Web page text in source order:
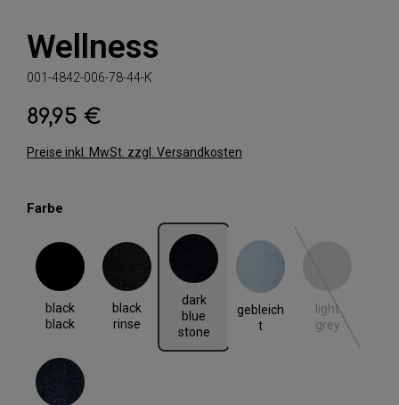
Wellness
001-4842-006-78-44-K
Regulärer Preis:
89,95 €
Preise inkl. MwSt. zzgl. Versandkosten
Farbe
black
black
black black
black
rinse
black rinse
dark
blue
stone
dark blue stone
gebleich
t
gebleicht
light
grey
(Diese
rinse blue